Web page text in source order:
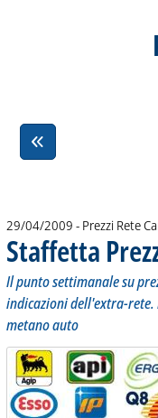
29/04/2009 - Prezzi Rete
Staffetta
Il punto settimanale su
indicazioni dell'extra-rete.
metano auto
Lista allegati